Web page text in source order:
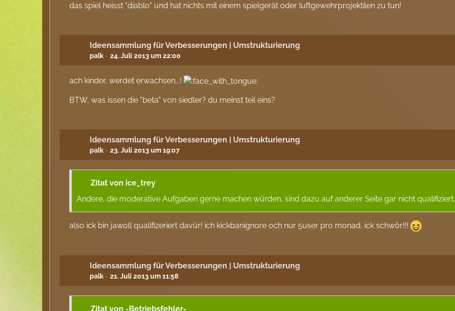
das spiel heisst "diablo" und hat nichts mit einem spielgerät oder luftgewehrprojektilen zu tun!
Ideensammlung für Verbesserungen | Umstrukturierung
palk 24. Juli 2013 um 22:00
ach kinder, werdet erwachsen...!
BTW, was issen die "beta" von siedler? du meinst teil eins?
Ideensammlung für Verbesserungen | Umstrukturierung
palk 23. Juli 2013 um 19:07
Zitat von ice_trey
Andere, die moderative Aufgaben gerne machen würden, sind dazu auf anderer Seite gar nicht qualifiziert.
also ick bin jawoll qualifizeriert davür! ich kickbanignore och nur 5user pro monad, ick schwör!!!
Ideensammlung für Verbesserungen | Umstrukturierung
palk 21. Juli 2013 um 11:58
Zitat von -Betriebsfehler-